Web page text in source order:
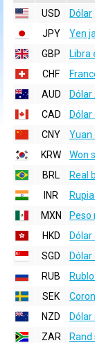
USD
Dólar
JPY
Yen
GBP
Libra
CHF
AUD
CAD
CNY
Yuan
KRW
Won
BRL
Real
INR
MXN
Peso
HKD
Dólar
SGD
RUB
SEK
NZD
ZAR